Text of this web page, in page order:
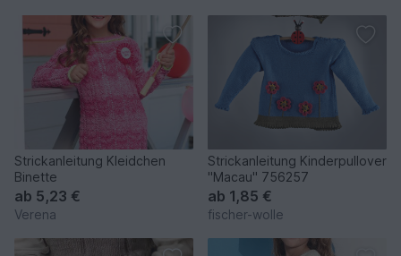
Strickanleitung Kleidchen
Binette
ab 5,23 €
Verena
Strickanleitung Kinderpullover
"Macau" 756257
ab 1,85 €
fischer-wolle